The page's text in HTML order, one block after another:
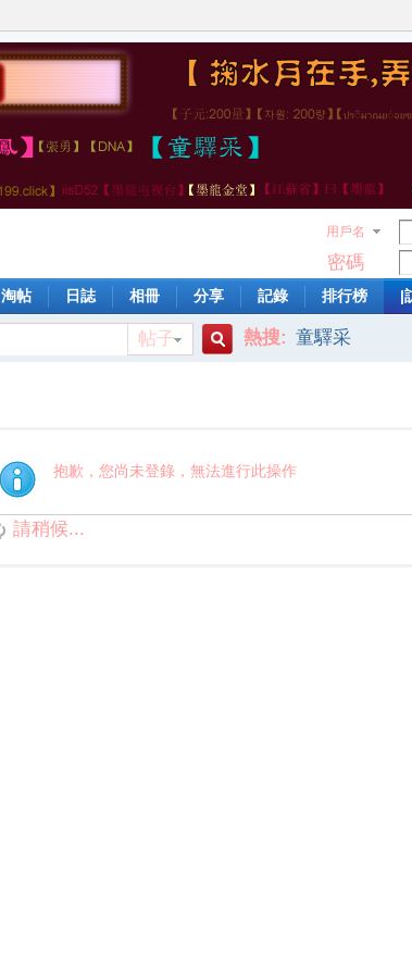
用戶名
密碼
淘帖 日誌 相冊 分享 記錄 排行榜 |
帖子
索
熱搜: 童驛采
抱歉，您尚未登錄，無法進行此操作
請稍候...